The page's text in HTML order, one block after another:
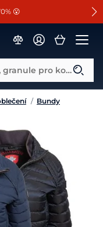
😮 ZDARMA 🐴
Co hledáte? Např. jezdecké boty, granule pro koně...
/ Bundy